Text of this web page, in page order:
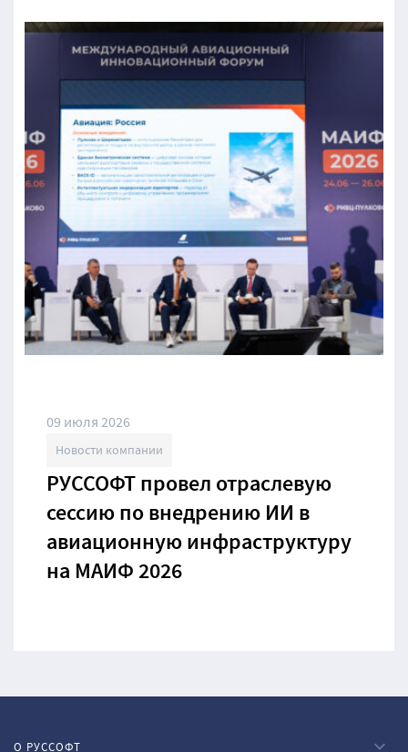
09 июля 2026
Новости компании
РУССОФТ провел отраслевую
сессию по внедрению ИИ в
авиационную инфраструктуру
на МАИФ 2026
О РУССОФТ